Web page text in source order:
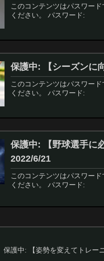
このコンテンツはパスワー
ください。 パスワード:
保護中: 【シーズンに
このコンテンツはパスワー
ください。 パスワード:
保護中: 【野球選手に
2022/6/21
このコンテンツはパスワー
ください。 パスワード:
保護中: 【姿勢を変えてトレー